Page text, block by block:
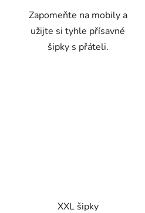
hvězdiček.
Zapomeňte na mobily a
užijte si tyhle přísavné
šipky s přáteli.
XXL šipky